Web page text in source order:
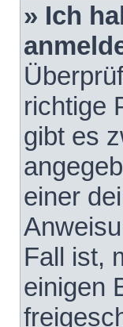
» Ich
richtige
gibt es
einer
Fall ist,
einigen